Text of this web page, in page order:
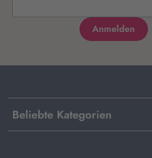
Beliebte Kategorien